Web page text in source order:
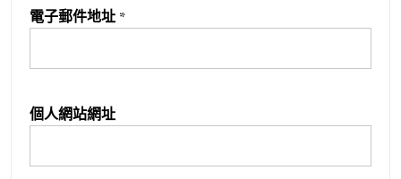
電子郵件地址 *
個人網站網址